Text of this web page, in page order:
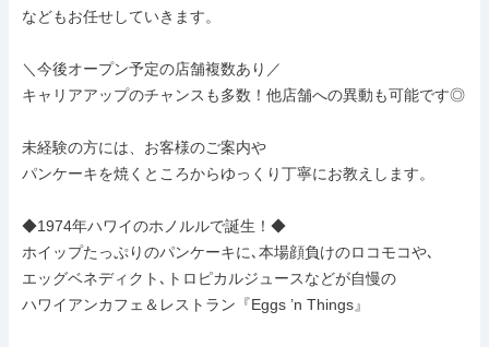
などもお任せしていきます。
＼今後オープン予定の店舗複数あり／
キャリアアップのチャンスも多数！他店舗への異動も可能です◎
未経験の方には、お客様のご案内や
パンケーキを焼くところからゆっくり丁寧にお教えします。
◆1974年ハワイのホノルルで誕生！◆
ホイップたっぷりのパンケーキに､本場顔負けのロコモコや､
エッグベネディクト､トロピカルジュースなどが自慢の
ハワイアンカフェ＆レストラン『Eggs ’n Things』